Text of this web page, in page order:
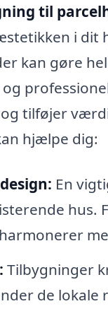
til
i dit
kan gøre
tilføjer
hjælpe dig:
En
hus.
Tilbygninger
de lokale